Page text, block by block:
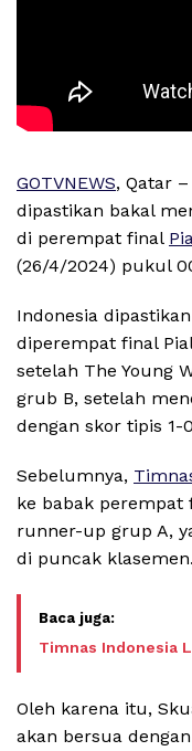
GOTVNEWS, Qatar
dipastikan bakal
di perempat final
(26/4/2024) pukul
Indonesia
diperempat final
setelah The Young
grub B, setelah
dengan skor tipis 1-
Sebelumnya,
ke babak perempat
runner-up grup A,
di puncak klasemen.
Timnas Indonesia
Oleh karena itu,
akan bersua